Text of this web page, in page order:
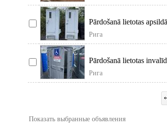
Pārdošanā lietotas
Рига
Pārdošanā lietotas
Рига
Показать выбранные объявления